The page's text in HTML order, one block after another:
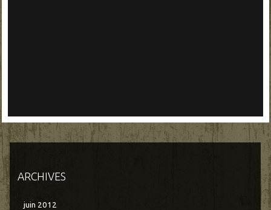
ARCHIVES
juin 2012